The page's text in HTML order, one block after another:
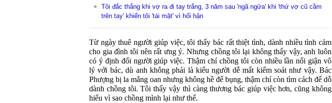
Tôi đắc thắng khi vợ ra đi tay trắng, 3 năm sau 'ngã ngửa' khi 'thứ vợ cũ cầm
trên tay' khiến tôi 'tái mặt' vì hối hận
Từ ngày thuê người giúp việc, tôi thấy bác rất thiệt tình, dành nhiều tình cảm
cho gia đình tôi nên rất ưng ý. Nhưng chồng tôi lại không thấy vậy, anh luôn
có ý định đổi người giúp việc. Thậm chí chồng tôi còn nhiều lần nổi giận vô
lý với bác, dù anh không phải là kiểu người dễ mất kiểm soát như vậy. Bác
Phượng bị la mắng oan nhưng không hề để bụng, thậm chí còn tìm cách để dỗ
dành chồng tôi. Tôi thấy vậy thì càng thương bác giúp việc hơn, cũng không
hiểu vì sao chồng mình lại như thế.